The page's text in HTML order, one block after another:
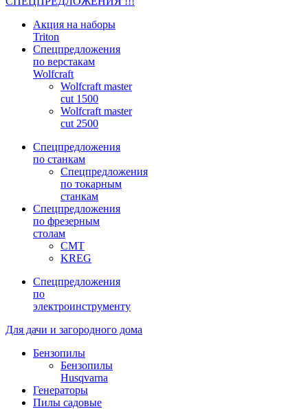
Акция на наборы
Triton
Спецпредложения
по верстакам
Wolfcraft
Wolfcraft master
cut 1500
Wolfcraft master
cut 2500
Спецпредложения
по станкам
Спецпредложения
по токарным
станкам
Спецпредложения
по фрезерным
столам
CMT
KREG
Спецпредложения
по
электроинструменту
Для дачи и загородного дома
Бензопилы
Бензопилы
Husqvarna
Генераторы
Пилы садовые